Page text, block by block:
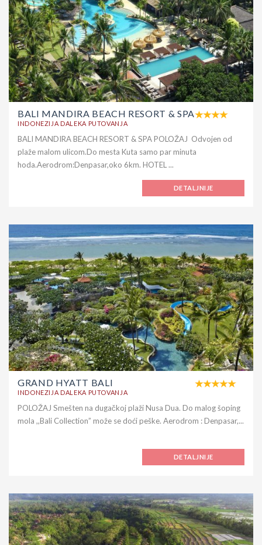
BALI MANDIRA BEACH RESORT & SPA
INDONEZIJA DALEKA PUTOVANJA
BALI MANDIRA BEACH RESORT & SPA POLOŽAJ Odvojen od
plaže malom ulicom.Do mesta Kuta samo par minuta
hoda.Aerodrom:Denpasar,oko 6km. HOTEL ...
DETALJNIJE
GRAND HYATT BALI
INDONEZIJA DALEKA PUTOVANJA
POLOŽAJ Smešten na dugačkoj plaži Nusa Dua. Do malog šoping
mola ,,Bali Collection” može se doći peške. Aerodrom : Denpasar,...
DETALJNIJE